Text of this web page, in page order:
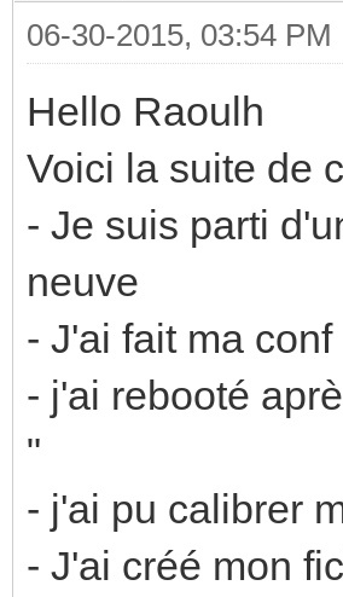
06-30-2015, 03:54 PM
Hello Raoulh
Voici la suite de
- Je suis parti
neuve
- J'ai fait ma conf
- j'ai rebooté
"
- j'ai pu calibrer
- J'ai créé mon